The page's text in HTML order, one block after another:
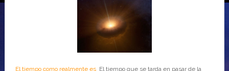
El tiempo como realmente esEl tiempo que se tarda en pasar de la